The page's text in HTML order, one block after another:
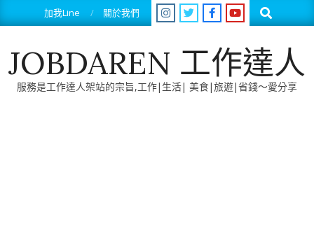
to
加我Line 關於我們 Search
JOBDAREN 工作達人
服務是工作達人架站的宗旨,工作|生活| 美食|旅遊|省錢～愛分享